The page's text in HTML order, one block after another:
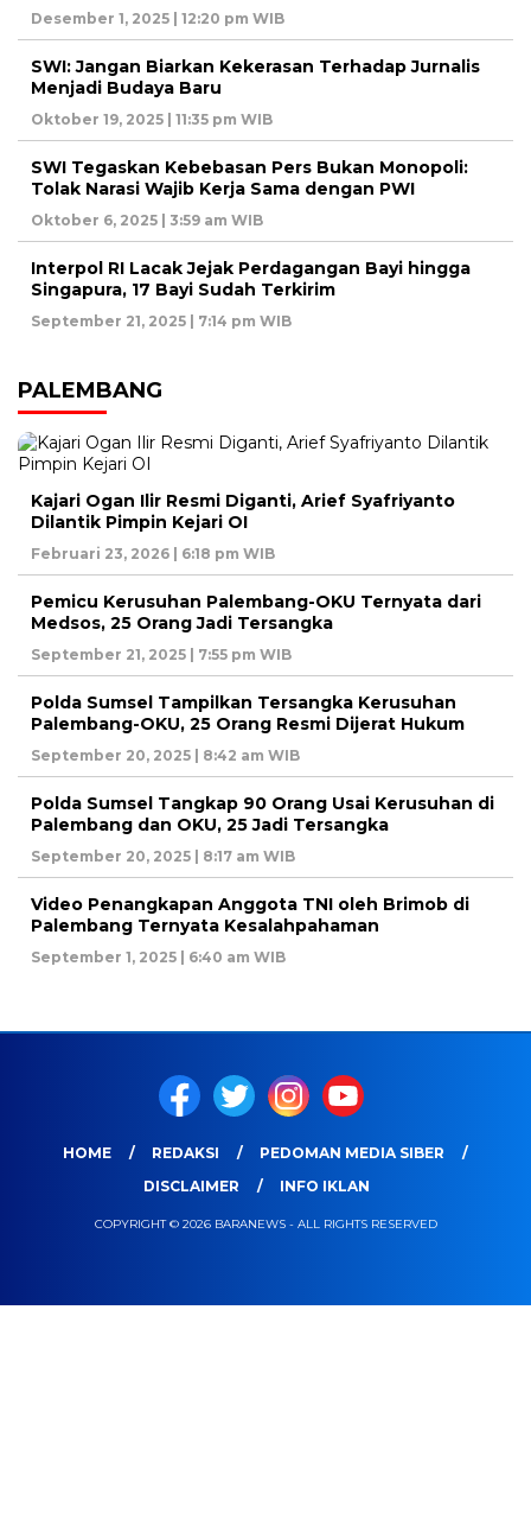
Desember 1, 2025 | 12:20 pm WIB
SWI: Jangan Biarkan Kekerasan Terhadap Jurnalis
Menjadi Budaya Baru
Oktober 19, 2025 | 11:35 pm WIB
SWI Tegaskan Kebebasan Pers Bukan Monopoli:
Tolak Narasi Wajib Kerja Sama dengan PWI
Oktober 6, 2025 | 3:59 am WIB
Interpol RI Lacak Jejak Perdagangan Bayi hingga
Singapura, 17 Bayi Sudah Terkirim
September 21, 2025 | 7:14 pm WIB
PALEMBANG
Kajari Ogan Ilir Resmi Diganti, Arief Syafriyanto
Dilantik Pimpin Kejari OI
Februari 23, 2026 | 6:18 pm WIB
Pemicu Kerusuhan Palembang-OKU Ternyata dari
Medsos, 25 Orang Jadi Tersangka
September 21, 2025 | 7:55 pm WIB
Polda Sumsel Tampilkan Tersangka Kerusuhan
Palembang-OKU, 25 Orang Resmi Dijerat Hukum
September 20, 2025 | 8:42 am WIB
Polda Sumsel Tangkap 90 Orang Usai Kerusuhan di
Palembang dan OKU, 25 Jadi Tersangka
September 20, 2025 | 8:17 am WIB
Video Penangkapan Anggota TNI oleh Brimob di
Palembang Ternyata Kesalahpahaman
September 1, 2025 | 6:40 am WIB
HOME REDAKSI
PEDOMAN MEDIA SIBER
DISCLAIMER
INFO IKLAN
COPYRIGHT © 2026 BARANEWS - ALL RIGHTS RESERVED